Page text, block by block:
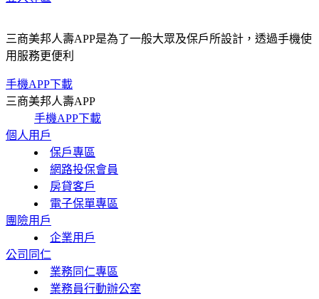
三商美邦人壽APP是為了一般大眾及保戶所設計，透過手機使
用服務更便利
手機APP下載
三商美邦人壽APP
手機APP下載
個人用戶
保戶專區
網路投保會員
房貸客戶
電子保單專區
團險用戶
企業用戶
公司同仁
業務同仁專區
業務員行動辦公室